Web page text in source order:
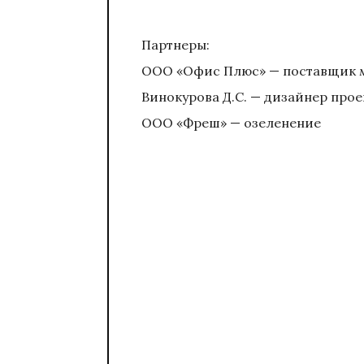
Партнеры:
ООО «Офис Плюс» — поставщик
Винокурова Д.С. — дизайнер
ООО «Фреш» — озеленение